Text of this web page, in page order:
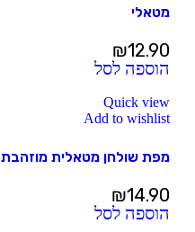
מטאלי
₪12.90
הוספה לסל
Quick view
Add to wishlist
מפת שולחן מטאלית מוזהבת
₪14.90
הוספה לסל